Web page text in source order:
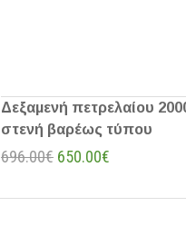
Δεξαμενή πετρελαίου
στενή βαρέως τύπου
696.00€ 650.00€